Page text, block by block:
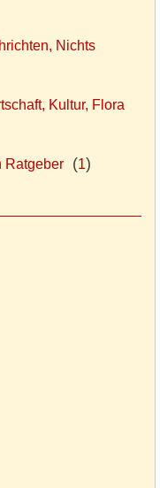
Nichts
Kultur, Flora
Ratgeber (1)